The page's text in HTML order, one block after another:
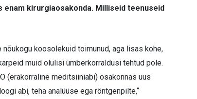
enam kirurgiaosakonda. Milliseid teenuseid
koosolekuid toimunud, aga lisas kohe,
muid olulisi ümberkorraldusi tehtud pole.
(erakorraline meditsiiniabi) osakonnas uus
abi, teha analüüse ega röntgenpilte,“